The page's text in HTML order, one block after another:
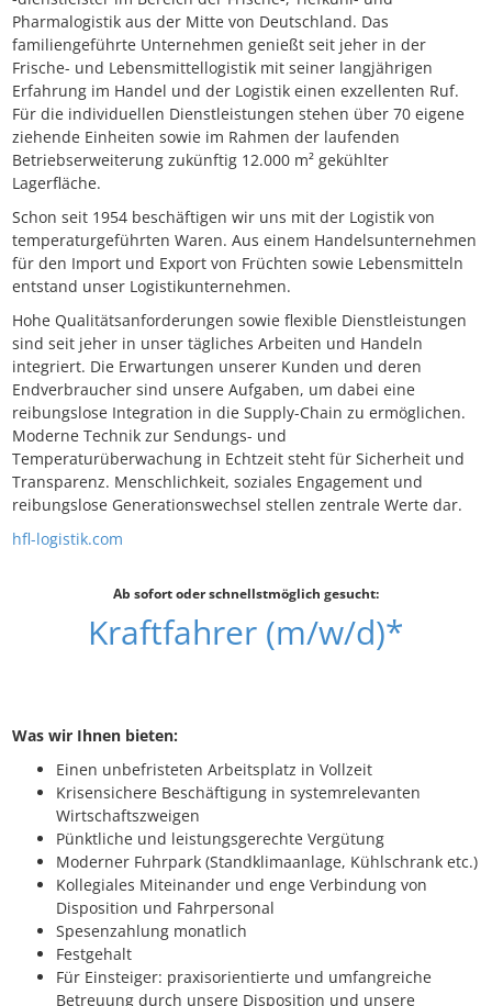
Pharmalogistik aus der Mitte von Deutschland. Das
familiengeführte Unternehmen genießt seit jeher in der
Frische- und Lebensmittellogistik mit seiner langjährigen
Erfahrung im Handel und der Logistik einen exzellenten Ruf.
Für die individuellen Dienstleistungen stehen über 70 eigene
ziehende Einheiten sowie im Rahmen der laufenden
Betriebserweiterung zukünftig 12.000 m² gekühlter
Lagerfläche.
Schon seit 1954 beschäftigen wir uns mit der Logistik von
temperaturgeführten Waren. Aus einem Handelsunternehmen
für den Import und Export von Früchten sowie Lebensmitteln
entstand unser Logistikunternehmen.
Hohe Qualitätsanforderungen sowie flexible Dienstleistungen
sind seit jeher in unser tägliches Arbeiten und Handeln
integriert. Die Erwartungen unserer Kunden und deren
Endverbraucher sind unsere Aufgaben, um dabei eine
reibungslose Integration in die Supply-Chain zu ermöglichen.
Moderne Technik zur Sendungs- und
Temperaturüberwachung in Echtzeit steht für Sicherheit und
Transparenz. Menschlichkeit, soziales Engagement und
reibungslose Generationswechsel stellen zentrale Werte dar.
hfl-logistik.com
Ab sofort oder schnellstmöglich gesucht:
Kraftfahrer (m/w/d)*
Was wir Ihnen bieten:
Einen unbefristeten Arbeitsplatz in Vollzeit
Krisensichere Beschäftigung in systemrelevanten
Wirtschaftszweigen
Pünktliche und leistungsgerechte Vergütung
Moderner Fuhrpark (Standklimaanlage, Kühlschrank etc.)
Kollegiales Miteinander und enge Verbindung von
Disposition und Fahrpersonal
Spesenzahlung monatlich
Festgehalt
Für Einsteiger: praxisorientierte und umfangreiche
Betreuung durch unsere Disposition und unsere